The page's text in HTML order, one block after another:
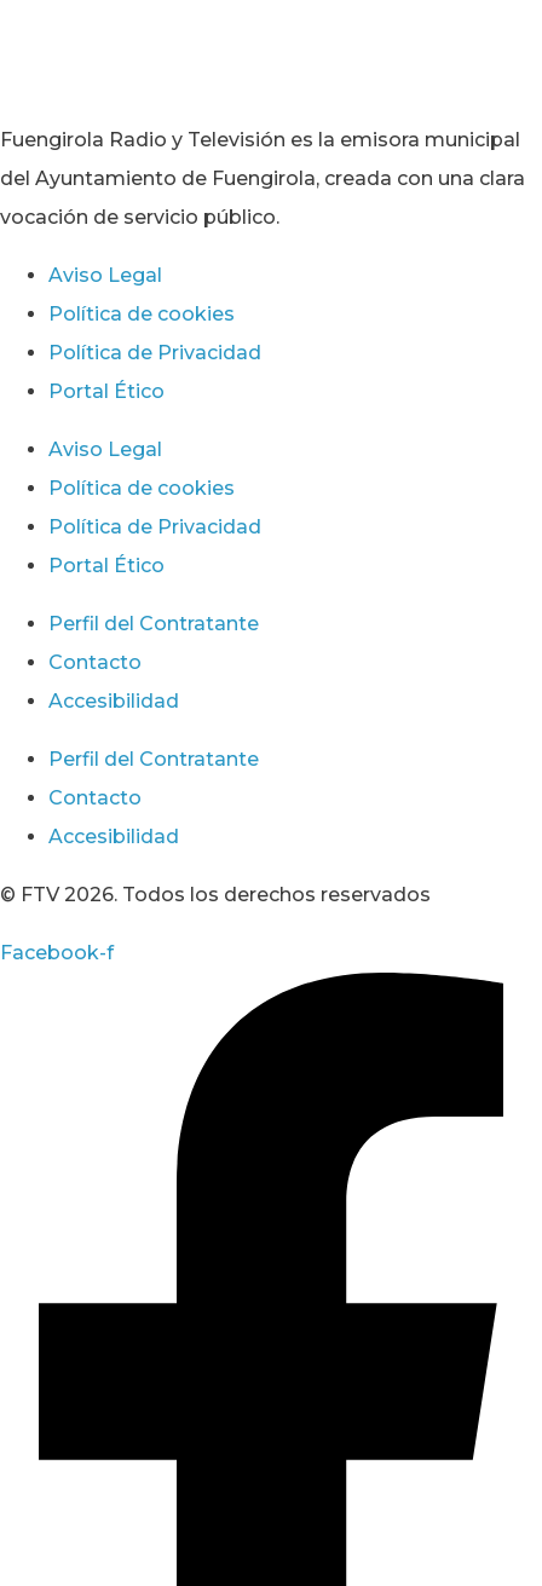
Fuengirola Radio y Televisión es la emisora municipal
del Ayuntamiento de Fuengirola, creada con una clara
vocación de servicio público.
Aviso Legal
Política de cookies
Política de Privacidad
Portal Ético
Aviso Legal
Política de cookies
Política de Privacidad
Portal Ético
Perfil del Contratante
Contacto
Accesibilidad
Perfil del Contratante
Contacto
Accesibilidad
© FTV 2026. Todos los derechos reservados
Facebook-f